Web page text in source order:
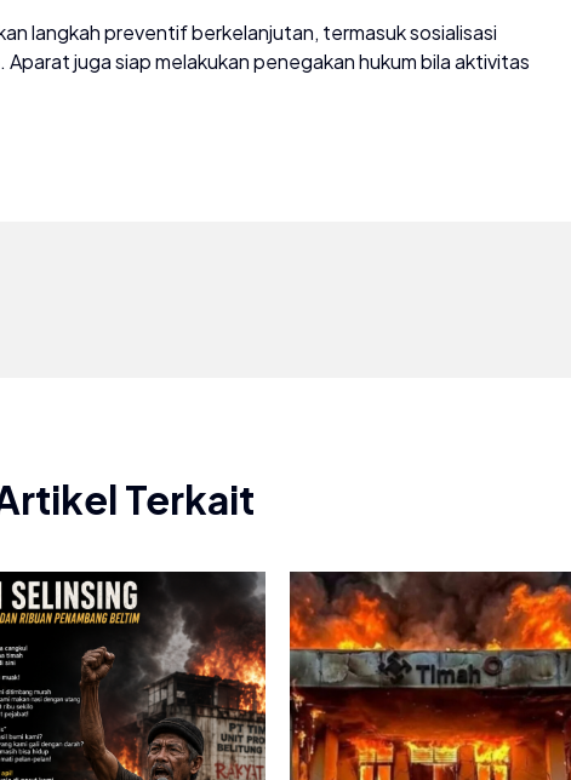
langkah preventif berkelanjutan, termasuk sosialisasi
juga siap melakukan penegakan hukum bila aktivitas
Terkait